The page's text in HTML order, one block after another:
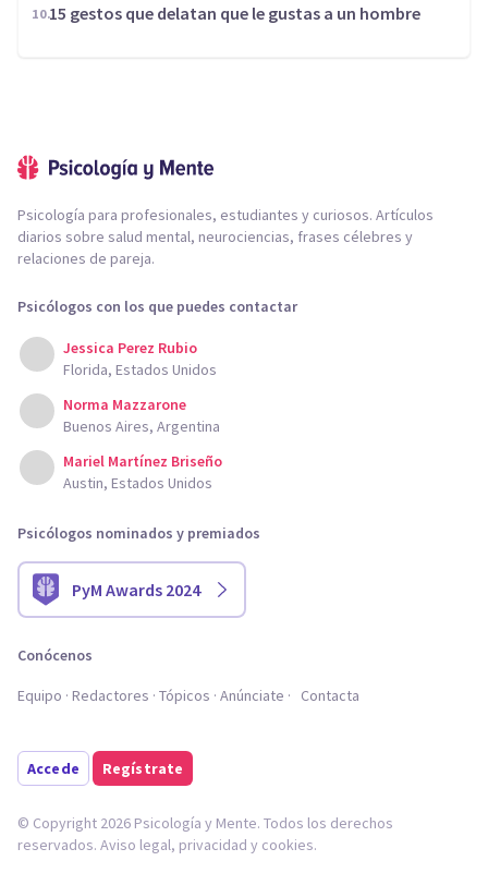
15 gestos que delatan que le gustas a un hombre
Psicología para profesionales, estudiantes y curiosos. Artículos
diarios sobre salud mental, neurociencias, frases célebres y
relaciones de pareja.
Psicólogos con los que puedes contactar
Jessica Perez Rubio
Florida, Estados Unidos
Norma Mazzarone
Buenos Aires, Argentina
Mariel Martínez Briseño
Austin, Estados Unidos
Psicólogos nominados y premiados
PyM Awards 2024
Conócenos
Equipo Redactores Tópicos Anúnciate Contacta
Accede Regístrate
© Copyright 2026 Psicología y Mente. Todos los derechos
reservados. Aviso legal, privacidad y cookies.